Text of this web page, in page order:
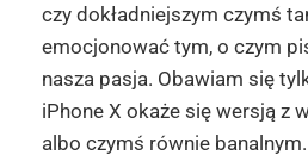
czy dokładniejszym czymś
emocjonować tym, o czym
nasza pasja. Obawiam się
iPhone X okaże się wersją z
albo czymś równie banalnym.